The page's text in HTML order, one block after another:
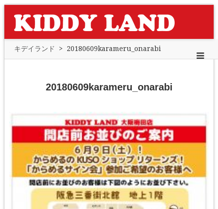
キデイランド > 20180609karameru_onarabi
20180609karameru_onarabi